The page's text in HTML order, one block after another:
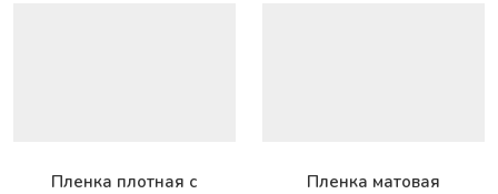
Пленка плотная c
Пленка матовая